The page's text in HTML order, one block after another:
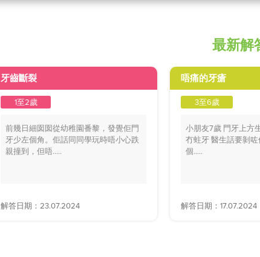
最新解
牙齒斷裂
1至2歲
前幾日細囡囡從幼稚園番黎，發覺佢門
牙少左個角。佢話同同學玩時唔小心跌
親撞到，但唔.....
解答日期：23.07.2024
唔痛的牙瘡
3至6歲
小朋友7歲 門牙上方
冇蛀牙 醫生話要剝
個.....
解答日期：17.07.2024